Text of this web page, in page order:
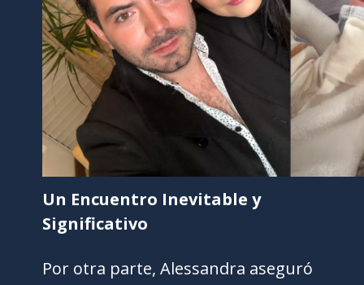
Un Encuentro Inevitable y
Significativo
Por otra parte, Alessandra aseguró